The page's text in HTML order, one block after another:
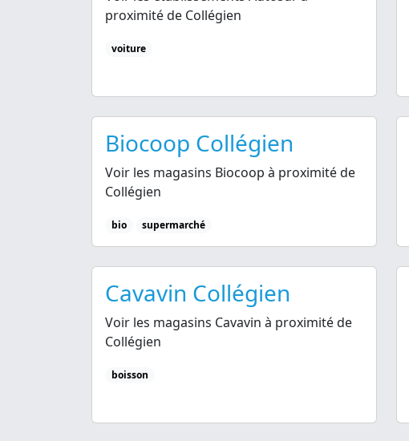
proximité de Collégien
voiture
Biocoop Collégien
Voir les magasins Biocoop à proximité de
Collégien
bio supermarché
Cavavin Collégien
Voir les magasins Cavavin à proximité de
Collégien
boisson